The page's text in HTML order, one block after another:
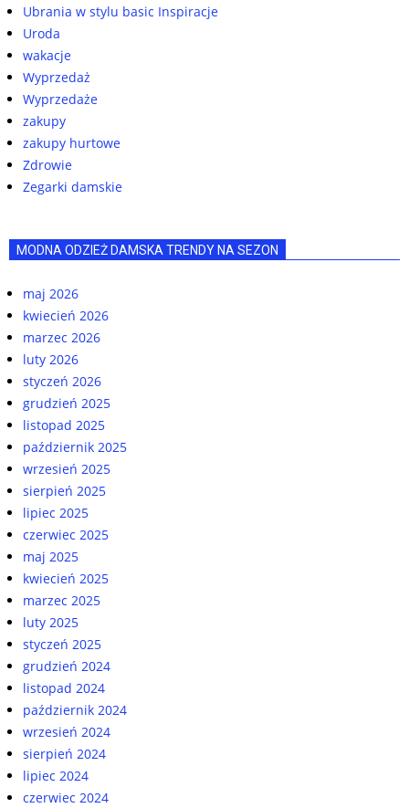
Ubrania w stylu basic Inspiracje
Uroda
wakacje
Wyprzedaż
Wyprzedaże
zakupy
zakupy hurtowe
Zdrowie
Zegarki damskie
MODNA ODZIEŻ DAMSKA TRENDY NA SEZON
maj 2026
kwiecień 2026
marzec 2026
luty 2026
styczeń 2026
grudzień 2025
listopad 2025
październik 2025
wrzesień 2025
sierpień 2025
lipiec 2025
czerwiec 2025
maj 2025
kwiecień 2025
marzec 2025
luty 2025
styczeń 2025
grudzień 2024
listopad 2024
październik 2024
wrzesień 2024
sierpień 2024
lipiec 2024
czerwiec 2024